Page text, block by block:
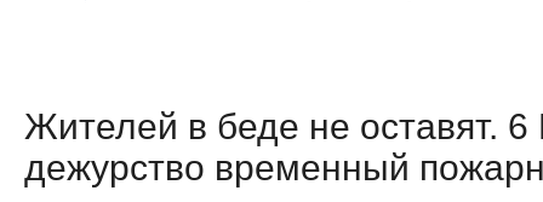
Жителей в беде не оставят.
дежурство временный